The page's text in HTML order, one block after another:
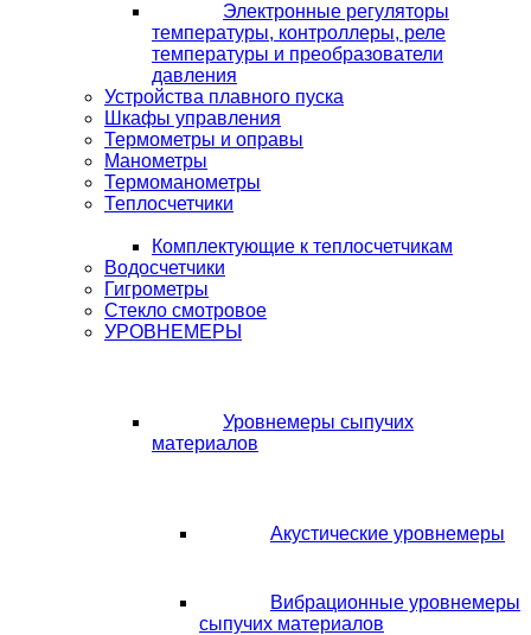
Электронные регуляторы
температуры, контроллеры, реле
температуры и преобразователи
давления
Устройства плавного пуска
Шкафы управления
Термометры и оправы
Манометры
Термоманометры
Теплосчетчики
Комплектующие к теплосчетчикам
Водосчетчики
Гигрометры
Стекло смотровое
УРОВНЕМЕРЫ
Уровнемеры сыпучих
материалов
Акустические уровнемеры
Вибрационные уровнемеры
сыпучих материалов